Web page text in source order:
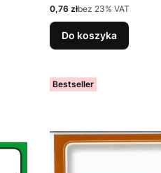
Cena netto
0,76 złbez 23% VAT
Do koszyka
Bestseller